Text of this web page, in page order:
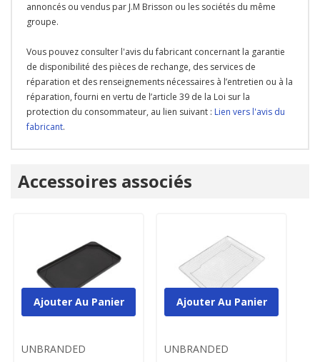
annoncés ou vendus par J.M Brisson ou les sociétés du même
groupe.
Vous pouvez consulter l'avis du fabricant concernant la garantie
de disponibilité des pièces de rechange, des services de
réparation et des renseignements nécessaires à l’entretien ou à la
réparation, fourni en vertu de l’article 39 de la Loi sur la
protection du consommateur, au lien suivant : Lien vers l'avis du
fabricant.
Accessoires associés
UNBRANDED
Ajouter Au Panier
UNBRANDED
Ajouter Au Panier